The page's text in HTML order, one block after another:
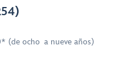
(de ocho a nueve años)